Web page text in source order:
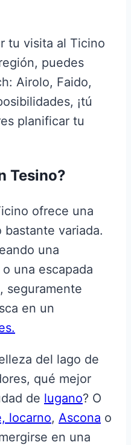
tu visita al Ticino
puedes
Airolo, Faido,
¡tú
planificar tu
Tesino?
ofrece una
variada.
una
una escapada
seguramente
en un
del lago de
qué mejor
de lugano? O
locarno, Ascona o
en una